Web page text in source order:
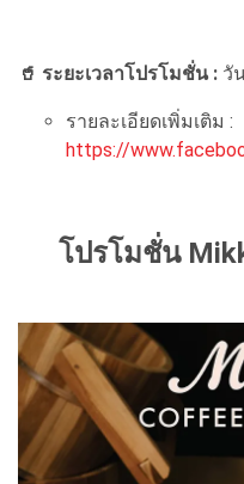
🥤 ระยะเวลาโปรโมชั่น : วั
รายละเอียดเพิ่มเติม :
https://
โปรโมชั่น